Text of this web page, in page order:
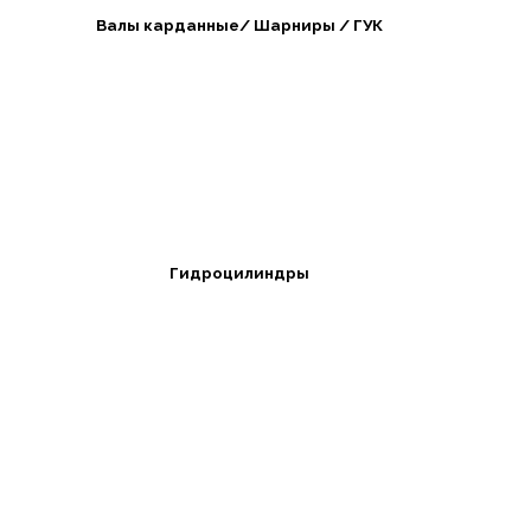
Валы карданные/ Шарниры / ГУК
Гидроцилиндры